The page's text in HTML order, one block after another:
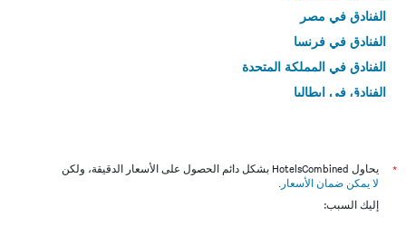
الفنادق في مصر
الفنادق في فرنسا
الفنادق في المملكة المتحدة
الفنادق في إيطاليا
*
يحاول HotelsCombined بشكل دائم الحصول على الأسعار الدقيقة، ولكن
لا يمكن ضمان الأسعار .
إليك السبب: